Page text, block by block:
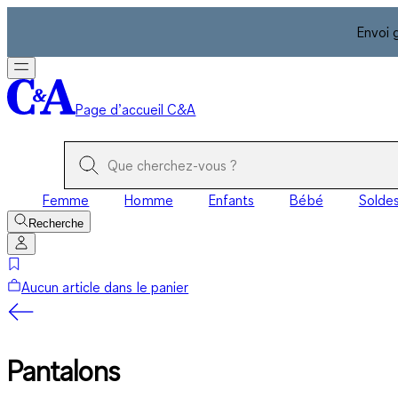
Envoi
Page d’accueil C&A
Femme Homme Enfants Bébé Soldes
Recherche
Aucun article dans le panier
Pantalons